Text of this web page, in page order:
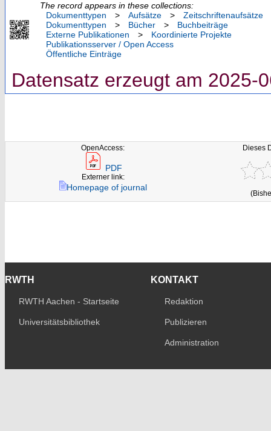
The record appears in these collections:
Dokumenttypen
> Aufsätze >
Zeitschriftenaufsätze
Dokumenttypen
> Bücher >
Buchbeiträge
Externe Publikationen
>
Koordinierte Projekte
Publikationsserver / Open Access
Öffentliche Einträge
Datensatz erzeugt am 2025-
OpenAccess:
PDF
Externer link:
Homepage of journal
Dieses
RWTH
RWTH Aachen - Startseite
Universitätsbibliothek
KONTAKT
Redaktion
Publizieren
Administration